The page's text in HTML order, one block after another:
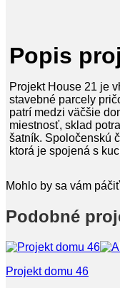
Popis
Projekt House 21 je
stavebné parcely
patrí medzi väčšie
miestnosť, sklad
šatník. Spoločenskú
ktorá je spojená s
Mohlo by sa vám páčiť
Podobné
Projekt domu 46